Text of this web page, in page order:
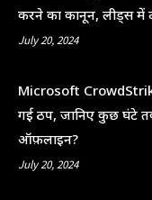
करने का कानून, लीड्स में
July 20, 2024
Microsoft
गई ठप, जानिए कुछ घंटे
ऑफ़लाइन?
July 20, 2024